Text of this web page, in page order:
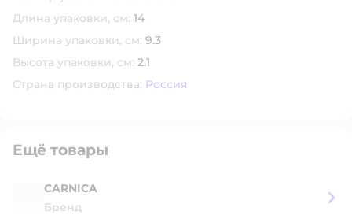
Длина упаковки, см: 14
Ширина упаковки, см: 9.3
Высота упаковки, см: 2.1
Страна производства: Россия
Ещё товары
CARNICA
Бренд